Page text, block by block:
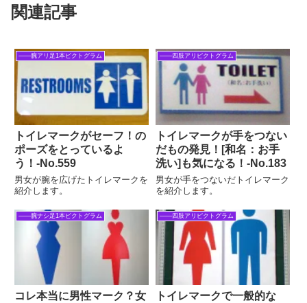
関連記事
――腕アリ足1本ピクトグラム
トイレマークがセーフ！の
ポーズをとっているよ
う！‐No.559
男女が腕を広げたトイレマークを
紹介します。
――四肢アリピクトグラム
トイレマークが手をつない
だもの発見！[和名：お手
洗い]も気になる！‐No.183
男女が手をつないだトイレマーク
を紹介します。
――腕ナシ足1本ピクトグラム
コレ本当に男性マーク？女
――四肢アリピクトグラム
トイレマークで一般的な